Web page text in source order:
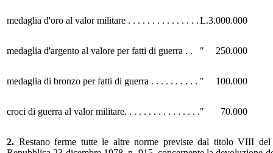
medaglia d'oro al valor militare . . . . . . . . . . . . . . .L.3.000.000
medaglia d'argento al valore per fatti di guerra . . " 250.000
medaglia di bronzo per fatti di guerra . . . . . . . . . . " 100.000
croci di guerra al valor militare. . . . . . . . . . . . . . . ." 70.000
2. Restano ferme tutte le altre norme previste dal titolo VIII del